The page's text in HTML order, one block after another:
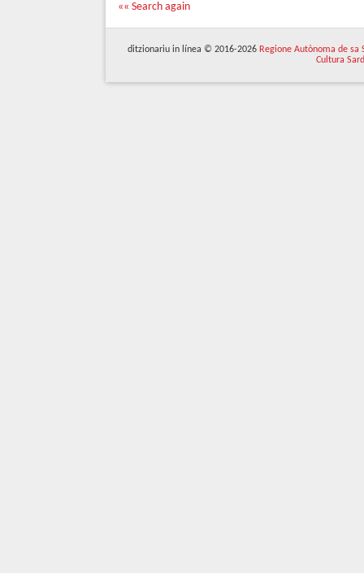
«« Search again
ditzionariu in línea © 2016-2026 Regione Autònoma de sa
Cultura